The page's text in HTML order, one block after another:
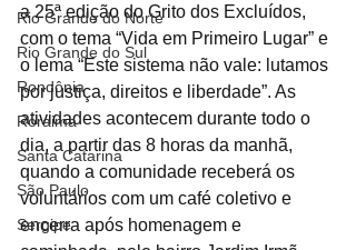
Rio Grande do Norte
Rio Grande do Sul
Rondônia
Roraima
Santa Catarina
São Paulo
Sergipe
a 25ª edição do Grito dos Excluídos,
com o tema “Vida em Primeiro Lugar” e
o lema “Este sistema não vale: lutamos
por justiça, direitos e liberdade”. As
atividades acontecem durante todo o
dia, a partir das 8 horas da manhã,
quando a comunidade receberá os
voluntários com um café coletivo e
encerra após homenagem e